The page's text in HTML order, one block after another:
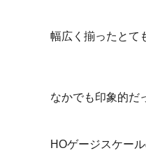
幅広く揃ったとて
なかでも印象的だ
HOゲージスケー